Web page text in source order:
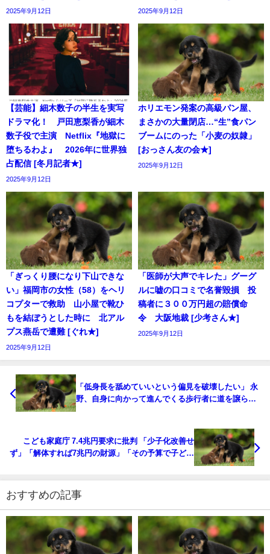
2025年9月12日 2025年9月12日
【芸能】細木数子の半生を実写
ドラマ化！ 戸田恵梨香が細木
数子役で主演 Netflix『地獄に
堕ちるわよ』 2026年に世界独
占配信 [冬月記者★]
2025年9月12日
ホリエモン発案の高級パン屋、
まさかの大量閉店…“生”食パン
ブームにのった「小麦の奴隷」
[おっさん友の会★]
2025年9月12日
「ぎっくり腰になり下山できな
い」福岡市の女性（58）をヘリ
コプターで救助 山小屋で靴ひ
もを結ぼうとした時に 北アル
プス燕岳で遭難 [ぐれ★]
2025年9月12日
「医師が大声でキレた」グーグ
ルに嘘の口コミで名誉毀損 投
稿者に３００万円超の賠償命
令 大阪地裁 [少考さん★]
2025年9月12日
「低身長を舐めていいという偏見を破壊したい」 永
野、自身に向かって進んでくる歩行者に道を譲らな
こども家庭庁 7.4兆円要求に批判 「少子化改善せ
ず」「解体すれば7兆円の財源」「その予算で子ども
おすすめの記事